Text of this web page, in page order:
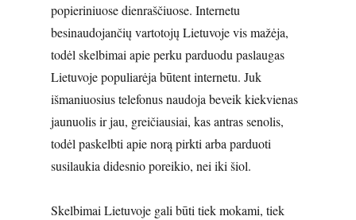
popieriniuose dienraščiuose. Internetu
besinaudojančių vartotojų Lietuvoje vis mažėja,
todėl skelbimai apie perku parduodu paslaugas
Lietuvoje populiarėja būtent internetu. Juk
išmaniuosius telefonus naudoja beveik kiekvienas
jaunuolis ir jau, greičiausiai, kas antras senolis,
todėl paskelbti apie norą pirkti arba parduoti
susilaukia didesnio poreikio, nei iki šiol.
Skelbimai Lietuvoje gali būti tiek mokami, tiek